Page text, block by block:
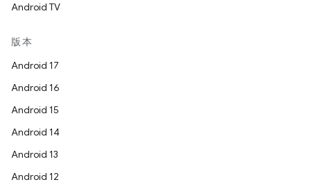
Android TV
版本
Android 17
Android 16
Android 15
Android 14
Android 13
Android 12